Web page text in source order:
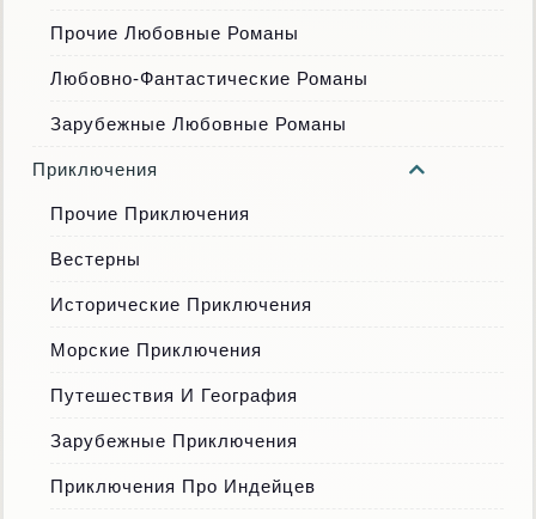
Прочие Любовные Романы
Любовно-Фантастические Романы
Зарубежные Любовные Романы
Приключения
Прочие Приключения
Вестерны
Исторические Приключения
Морские Приключения
Путешествия И География
Зарубежные Приключения
Приключения Про Индейцев